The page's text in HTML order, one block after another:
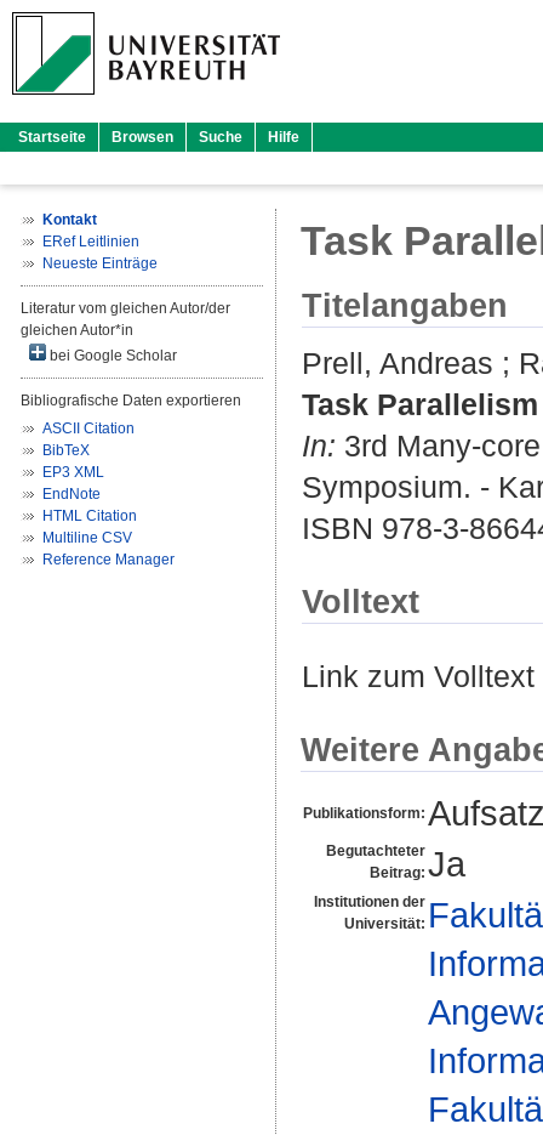
Startseite Browsen Suche Hilfe
Kontakt
ERef Leitlinien
Neueste Einträge
Literatur vom gleichen Autor/der
gleichen Autor*in
bei Google Scholar
Bibliografische Daten exportieren
ASCII Citation
BibTeX
EP3 XML
EndNote
HTML Citation
Multiline CSV
Reference Manager
Task
Titelangaben
Prell, Andreas ;
Task
In: 3rd Many-
Symposium. -
ISBN 978-3-
Volltext
Link zum
Weitere
Publikationsform:
Begutachteter
Beitrag: Ja
Institutionen der
Universität: